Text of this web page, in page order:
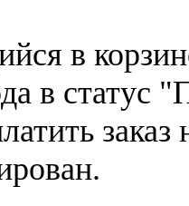
в
в статус
заказ